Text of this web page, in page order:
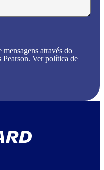
através do
Pearson. Ver política de